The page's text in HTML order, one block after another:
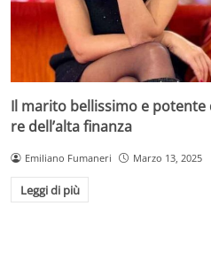
Il marito bellissimo e potente
re dell’alta finanza
Emiliano Fumaneri Marzo 13, 2025
Leggi di più